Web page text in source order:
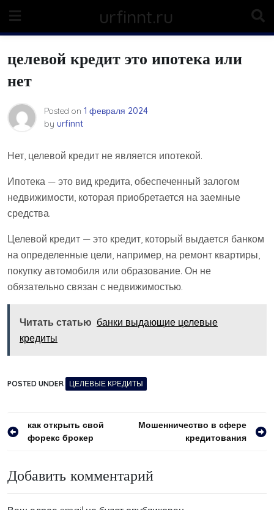
content
urfinnt.ru
целевой кредит это ипотека или
нет
Posted on 1 февраля 2024
by urfinnt
Нет, целевой кредит не является ипотекой.
Ипотека — это вид кредита, обеспеченный залогом
недвижимости, которая приобретается на заемные
средства.
Целевой кредит — это кредит, который выдается банком
на определенные цели, например, на ремонт квартиры,
покупку автомобиля или образование. Он не
обязательно связан с недвижимостью.
Читать статью банки выдающие целевые
кредиты
POSTED UNDER ЦЕЛЕВЫЕ КРЕДИТЫ
Навигация
как открыть свой
форекс брокер
Мошенничество в сфере
кредитования
Добавить комментарий